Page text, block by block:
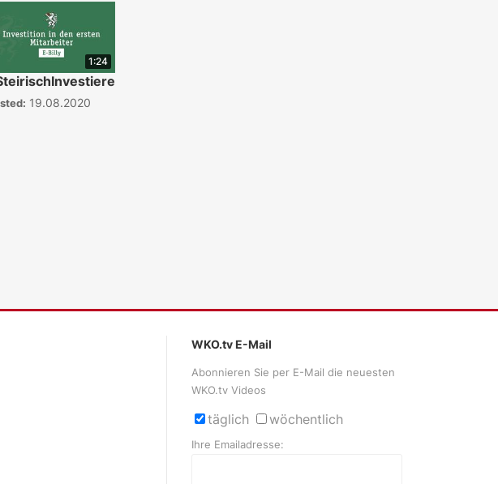
1:24
19.08.2020
WKO.tv E-Mail
Abonnieren Sie per E-Mail die neuesten
WKO.tv Videos
täglich wöchentlich
Ihre Emailadresse: